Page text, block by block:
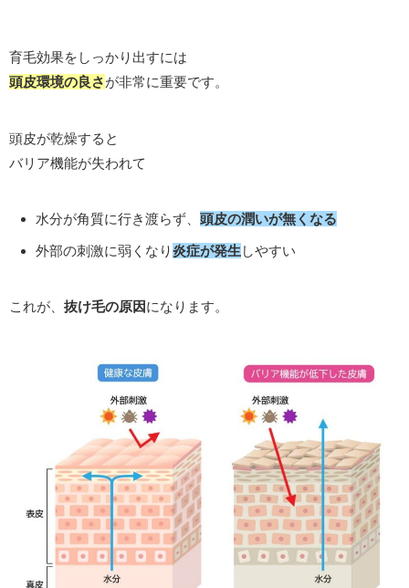
育毛効果をしっかり出すには
頭皮環境の良さが非常に重要です。
頭皮が乾燥すると
バリア機能が失われて
水分が角質に行き渡らず、 頭皮の潤いが無くなる
外部の刺激に弱くなり炎症が発生 しやすい
これが、 抜け毛の原因になります。